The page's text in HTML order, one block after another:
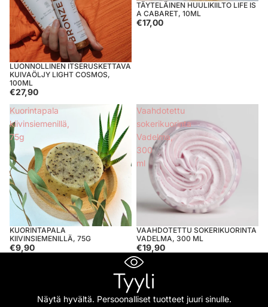
LUONNOLLINEN ITSERUSKETTAVA
KUIVAÖLJY LIGHT COSMOS,
100ML
€27,90
Loppuunmyyty
TÄYTELÄINEN HUULIKIILTO LIFE IS
A CABARET, 10ML
€17,00
Kuorintapala
kiivinsiemenillä,
75g
KUORINTAPALA
KIIVINSIEMENILLÄ, 75G
€9,90
Vaahdotettu
sokerikuorinta
Vadelma,
300
ml
VAAHDOTETTU SOKERIKUORINTA
VADELMA, 300 ML
€19,90
Tyyli
Näytä hyvältä. Persoonalliset tuotteet juuri sinulle.